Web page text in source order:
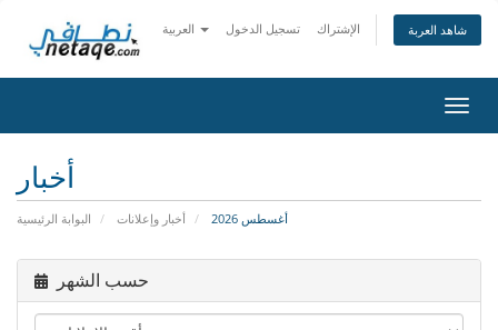
تسجيل الدخول الإشتراك شاهد العربة
تبديل
التنقل
أخبار
البوابة الرئيسية أخبار وإعلانات أغسطس 2026
حسب الشهر